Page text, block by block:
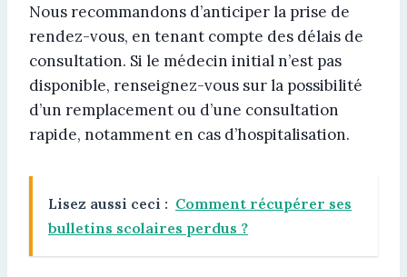
Nous recommandons d’anticiper la prise de
rendez-vous, en tenant compte des délais de
consultation. Si le médecin initial n’est pas
disponible, renseignez-vous sur la possibilité
d’un remplacement ou d’une consultation
rapide, notamment en cas d’hospitalisation.
Lisez aussi ceci : Comment récupérer ses
bulletins scolaires perdus ?